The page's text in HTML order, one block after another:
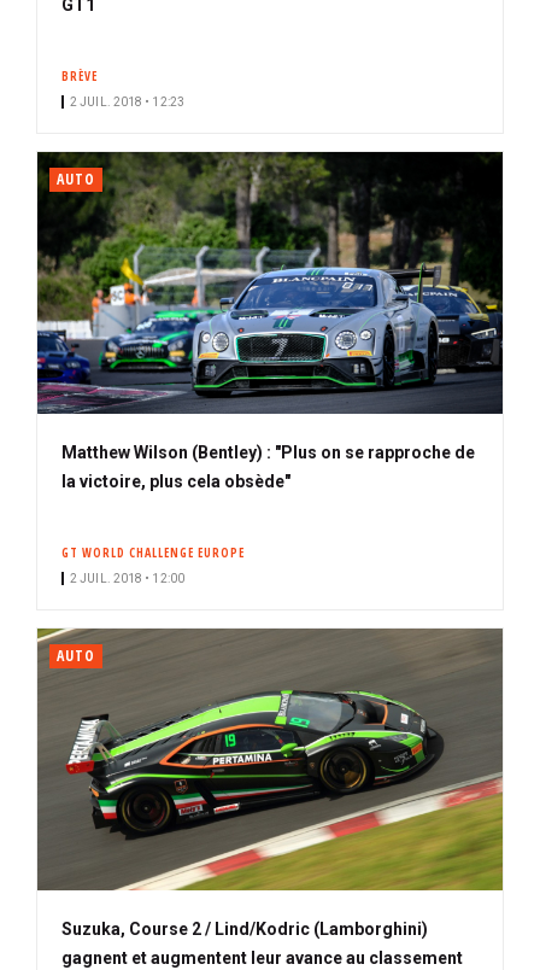
GT1
BRÈVE
2 JUIL. 2018 • 12:23
AUTO
Matthew Wilson (Bentley) : "Plus on se rapproche de
la victoire, plus cela obsède"
GT WORLD CHALLENGE EUROPE
2 JUIL. 2018 • 12:00
AUTO
Suzuka, Course 2 / Lind/Kodric (Lamborghini)
gagnent et augmentent leur avance au classement